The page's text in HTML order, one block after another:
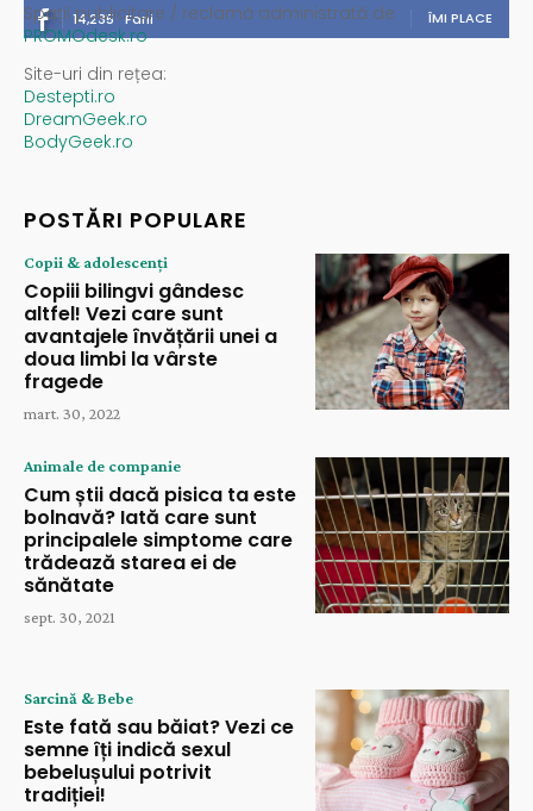
14,235 Fani ÎMI PLACE
Spații publicitare / reclamă administrată de
PROMOdesk.ro
Site-uri din rețea:
Destepti.ro
DreamGeek.ro
BodyGeek.ro
POSTĂRI POPULARE
Copii & adolescenți
Copiii bilingvi gândesc
altfel! Vezi care sunt
avantajele învățării unei a
doua limbi la vârste
fragede
mart. 30, 2022
Animale de companie
Cum știi dacă pisica ta este
bolnavă? Iată care sunt
principalele simptome care
trădează starea ei de
sănătate
sept. 30, 2021
Sarcină & Bebe
Este fată sau băiat? Vezi ce
semne îți indică sexul
bebelușului potrivit
tradiției!